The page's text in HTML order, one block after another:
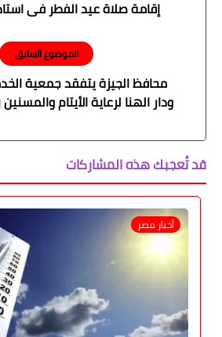
إقامة صلاة عيد الفطر فى
الموضوع السابق
محافظ الجيزة يتفقد جمعية
ودار الهنا لرعاية الأيتام
قد تُعجبك هذه المشاركات
أخبار مصر